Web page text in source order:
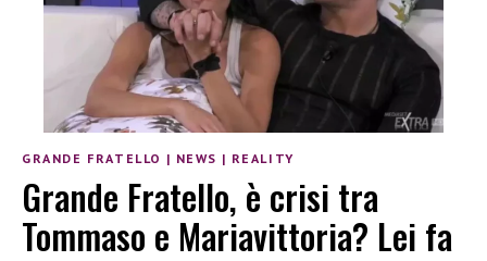
GRANDE FRATELLO | NEWS | REALITY
Grande Fratello, è crisi tra
Tommaso e Mariavittoria? Lei fa